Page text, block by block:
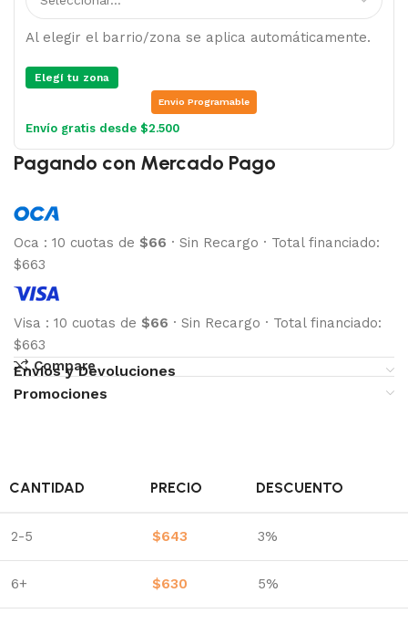
Al elegir el barrio/zona se aplica automáticamente.
Elegí tu zona
Envio Programable
Envío gratis desde $2.500
Pagando con Mercado Pago
Oca : 10 cuotas de $66 · Sin Recargo · Total financiado:
$663
Visa : 10 cuotas de $66 · Sin Recargo · Total financiado:
$663
Compare
Envíos y Devoluciones
Promociones
CANTIDAD PRECIO DESCUENTO
2-5 $643 3%
6+ $630 5%